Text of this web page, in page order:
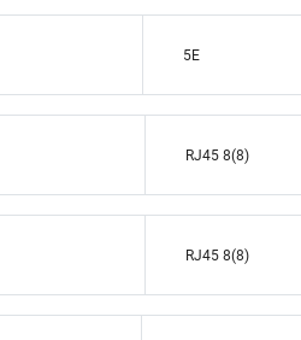
5E
RJ45 8(8)
RJ45 8(8)